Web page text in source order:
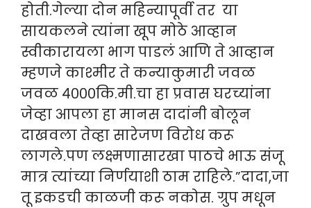
होती.गेल्या दोन महिन्यापूर्वी तर या
सायकलने त्यांना खूप मोठे आव्हान
स्वीकारायला भाग पाडलं आणि ते आव्हान
म्हणजे काश्मीर ते कन्याकुमारी जवळ
जवळ ४०००कि.मी.चा हा प्रवास घरच्यांना
जेव्हा आपला हा मानस दादांनी बोलून
दाखवला तेव्हा सारेजण विरोध करू
लागले.पण लक्ष्मणासारखा पाठचे भाऊ संजू
मात्र त्यांच्या निर्णयाशी ठाम राहिले.”दादा,जा
तू इकडची काळजी करू नकोस. ग्रुप मधून